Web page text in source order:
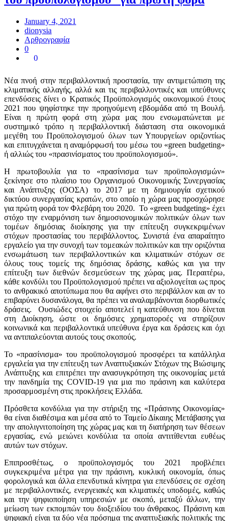
January 4, 2021
dionysia
Αρθρογραφία
0
0
Νέα πνοή στην περιβαλλοντική προστασία, την αντιμετώπιση της
κλιματικής αλλαγής, αλλά και τις περιβαλλοντικές και υπεύθυνες
επενδύσεις δίνει ο Κρατικός Προϋπολογισμός οικονομικού έτους
2021 που ψηφίστηκε την προηγούμενη εβδομάδα από τη Βουλή.
Είναι η πρώτη φορά στη χώρα μας που ενσωματώνεται με
συστημικό τρόπο η περιβαλλοντική διάσταση στα οικονομικά
μεγέθη του Προϋπολογισμού όλων των Υπουργείων οριζοντίως
και επιτυγχάνεται η αναμόρφωσή του μέσω του «green budgeting»
ή αλλιώς του «πρασινίσματος του προϋπολογισμού».
Η πρωτοβουλία για το «πρασίνισμα των προϋπολογισμών»
ξεκίνησε στο πλαίσιο του Οργανισμού Οικονομικής Συνεργασίας
και Ανάπτυξης (ΟΟΣΑ) το 2017 με τη δημιουργία σχετικού
δικτύου συνεργασίας κρατών, στο οποίο η χώρα μας προσχώρησε
για πρώτη φορά τον Φλεβάρη του 2020. Το «green budgeting» έχει
στόχο την εναρμόνιση των δημοσιονομικών πολιτικών όλων των
τομέων δημόσιας διοίκησης για την επίτευξη συγκεκριμένων
στόχων προστασίας του περιβάλλοντος. Συνιστά ένα απαραίτητο
εργαλείο για την συνοχή των τομεακών πολιτικών και την οριζόντια
ενσωμάτωση των περιβαλλοντικών και κλιματικών στόχων σε
όλους τους τομείς της δημόσιας δράσης, καθώς και για την
επίτευξη των διεθνών δεσμεύσεων της χώρας μας. Περαιτέρω,
κάθε κονδύλι του Προϋπολογισμού πρέπει να αξιολογείται ως προς
το ανθρακικό αποτύπωμα που θα αφήνει στο περιβάλλον και αν το
επιβαρύνει δυσανάλογα, θα πρέπει να αναλαμβάνονται διορθωτικές
δράσεις. Ουσιώδες στοιχείο αποτελεί η κατεύθυνση που δίνεται
στη Διοίκηση, ώστε οι δημόσιες χρηματοροές να στηρίζουν
κοινωνικά και περιβαλλοντικά υπεύθυνα έργα και δράσεις και όχι
να αντιπαλεύονται αυτούς τους σκοπούς.
Το «πρασίνισμα» του προϋπολογισμού προσφέρει τα κατάλληλα
εργαλεία για την επίτευξη των Αναπτυξιακών Στόχων της Βιώσιμης
Ανάπτυξης και επιτρέπει την ανασυγκρότηση της οικονομίας μετά
την πανδημία της COVID-19 για μια πιο πράσινη και καλύτερα
προσαρμοσμένη στις προκλήσεις Ελλάδα.
Πρόσθετα κονδύλια για την στήριξη της «Πράσινης Οικονομίας»
θα είναι διαθέσιμα και μέσα από το Ταμείο Δίκαιης Μετάβασης για
την απολιγνιτοποίηση της χώρας μας και τη διατήρηση των θέσεων
εργασίας, ενώ μειώνει κονδύλια τα οποία αντιτίθενται ευθέως
αυτών των στόχων.
Επιπροσθέτως, ο προϋπολογισμός του 2021 προβλέπει
συγκεκριμένα μέτρα για την πράσινη, κυκλική οικονομία, όπως
φορολογικά και άλλα επενδυτικά κίνητρα για επενδύσεις σε σχέση
με περιβαλλοντικές, ενεργειακές και κλιματικές υποδομές, καθώς
και την ψηφιοποίηση υπηρεσιών με σκοπό, μεταξύ άλλων, την
μείωση των εκπομπών του διοξειδίου του άνθρακος. Πράσινη και
ψηφιακή είναι τα δύο νέα πρόσημα της αναπτυξιακής πολιτικής της